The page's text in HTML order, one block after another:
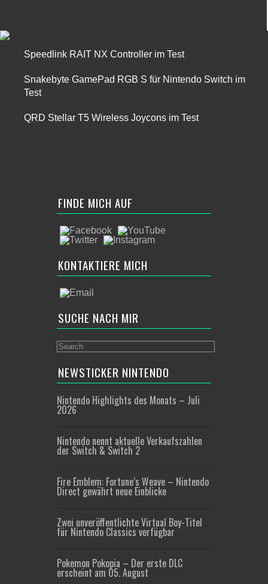
Speedlink RAIT NX Controller im Test
Snakebyte GamePad RGB S für Nintendo Switch im
Test
QRD Stellar T5 Wireless Joycons im Test
FINDE MICH AUF
KONTAKTIERE MICH
SUCHE NACH MIR
NEWSTICKER NINTENDO
Nintendo Highlights des Monats – Juli
2026
Nintendo nennt aktuelle Verkaufszahlen
der Switch & Switch 2
Fire Emblem: Fortune’s Weave – Nintendo
Direct gewährt neue Einblicke
Zwei unveröffentlichte Virtual Boy-Titel
für Nintendo Classics verfügbar
Pokemon Pokopia – Der erste DLC
erscheint am 05. August